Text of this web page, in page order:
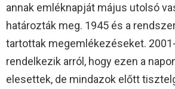
annak emléknapját május utolsó
határozták meg. 1945 és a
tartottak megemlékezéseket.
rendelkezik arról, hogy ezen a
elesettek, de mindazok előtt